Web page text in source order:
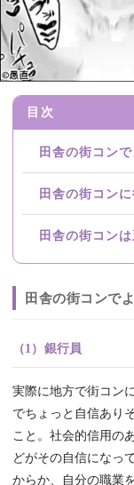
目次
田舎の街コン
田舎の街コン
田舎の街コン
田舎の街コンで
（1）銀行員
実際に地方で街コン
でちょっと自信あり
こと。社会的信用の
どがその自信になっ
からか、自分の職業